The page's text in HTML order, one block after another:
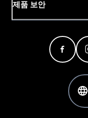
제품 보안